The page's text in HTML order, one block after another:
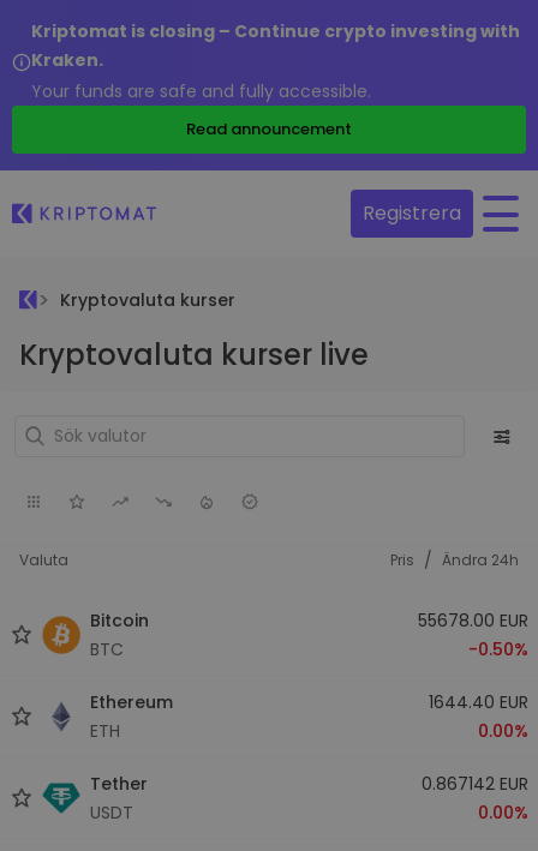
Kriptomat is closing – Continue crypto investing with
Kraken.
Your funds are safe and fully accessible.
Read announcement
Registrera
Kryptovaluta kurser
Kryptovaluta kurser live
Valuta Pris / Ändra 24h
Bitcoin
BTC
55678.00 EUR
-0.50%
Ethereum
ETH
1644.40 EUR
0.00%
Tether
USDT
0.867142 EUR
0.00%